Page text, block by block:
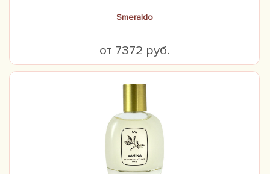
Smeraldo
от 7372 руб.